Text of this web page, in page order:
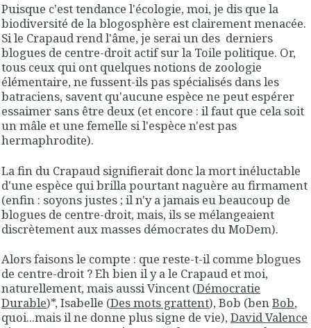
Puisque c'est tendance l'écologie, moi, je dis que la
biodiversité de la blogosphère est clairement menacée.
Si le Crapaud rend l'âme, je serai un des derniers
blogues de centre-droit actif sur la Toile politique. Or,
tous ceux qui ont quelques notions de zoologie
élémentaire, ne fussent-ils pas spécialisés dans les
batraciens, savent qu'aucune espèce ne peut espérer
essaimer sans être deux (et encore : il faut que cela soit
un mâle et une femelle si l'espèce n'est pas
hermaphrodite).
La fin du Crapaud signifierait donc la mort inéluctable
d'une espèce qui brilla pourtant naguère au firmament
(enfin : soyons justes ; il n'y a jamais eu beaucoup de
blogues de centre-droit, mais, ils se mélangeaient
discrètement aux masses démocrates du MoDem).
Alors faisons le compte : que reste-t-il comme blogues
de centre-droit ? Eh bien il y a le Crapaud et moi,
naturellement, mais aussi Vincent (Démocratie
Durable)*, Isabelle (Des mots grattent), Bob (benBob,
quoi...mais il ne donne plus signe de vie),David Valence